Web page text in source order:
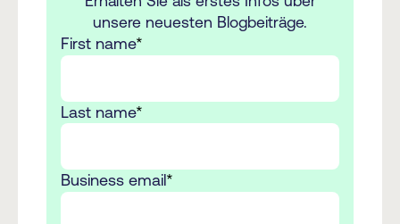
unsere neuesten Blogbeiträge.
First name*
Last name*
Business email*